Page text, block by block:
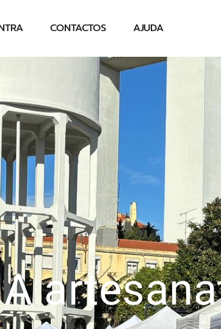
CONTACTOS AJUDA